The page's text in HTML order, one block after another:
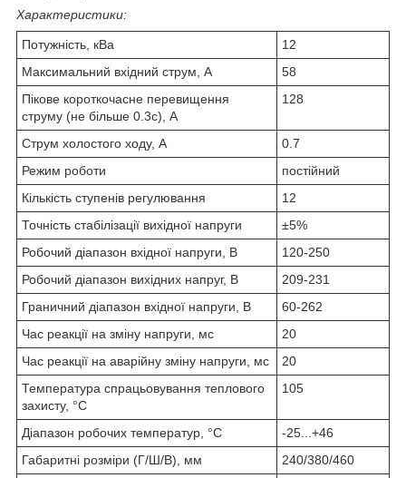
Характеристики:
Потужність, кВа
12
Максимальний вхідний струм, А
58
Пікове короткочасне перевищення
струму (не більше 0.3с), А
128
Струм холостого ходу, А
0.7
Режим роботи
постійний
Кількість ступенів регулювання
12
Точність стабілізації вихідної напруги
±5%
Робочий діапазон вхідної напруги, В
120-250
Робочий діапазон вихідних напруг, В
209-231
Граничний діапазон вхідної напруги, В
60-262
Час реакції на зміну напруги, мс
20
Час реакції на аварійну зміну напруги, мс
20
Температура спрацьовування теплового
захисту, °C
105
Діапазон робочих температур, °C
-25...+46
Габаритні розміри (Г/Ш/В), мм
240/380/460